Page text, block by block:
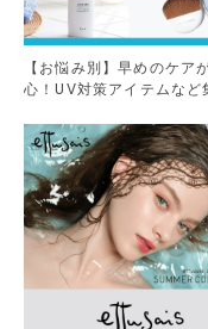
【お悩み別】早めのケア
心！UV対策アイテムなど